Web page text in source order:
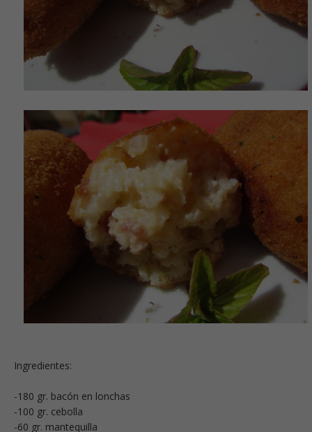
Ingredientes:
-180 gr. bacón en lonchas
-100 gr. cebolla
-60 gr. mantequilla